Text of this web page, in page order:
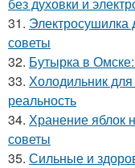
31.
советы
32. Бутырка в
33. Холодильник
реальность
34. Хранение яблок
советы
35. Сильные и